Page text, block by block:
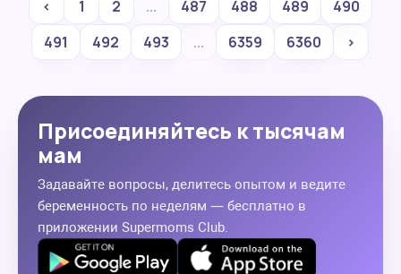
‹ 1 2 ... 487 488 489
490
491
492 493 ... 6359 6360 ›
Присоединяйтесь к тысячам
мам
Задавайте вопросы, делитесь опытом и ведите
беременность по неделям — бесплатно в
приложении Supermoms Club.